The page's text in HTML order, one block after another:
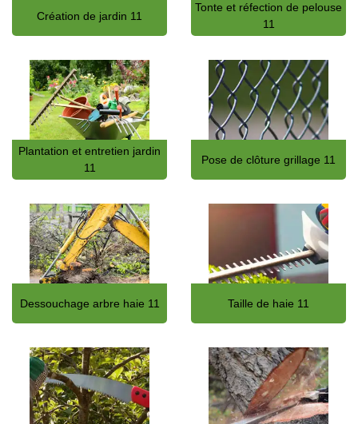
Création de jardin 11
Tonte et réfection de pelouse
11
Plantation et entretien jardin
11
Pose de clôture grillage 11
Dessouchage arbre haie 11 Taille de haie 11